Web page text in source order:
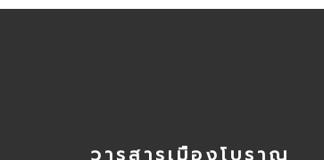
วารสารเมืองโบราณ